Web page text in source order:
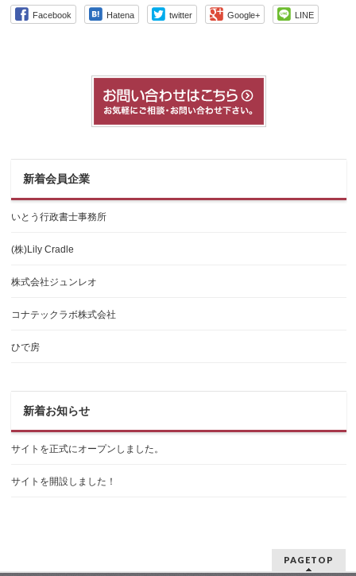
Facebook Hatena twitter Google+ LINE
新着会員企業
いとう行政書士事務所
(株)Lily Cradle
株式会社ジュンレオ
コナテックラボ株式会社
ひで房
新着お知らせ
サイトを正式にオープンしました。
サイトを開設しました！
PAGETOP